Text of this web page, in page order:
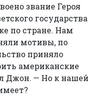
звание Героя
государства
по стране. Нам
мотивы, по
приняло
американские
Джон. — Но к нашей